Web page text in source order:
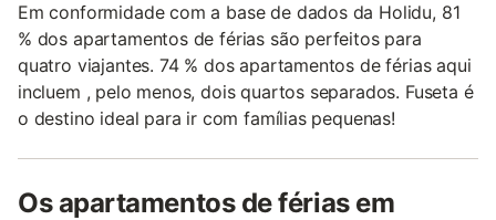
Em conformidade com a base de dados da Holidu, 81
% dos apartamentos de férias são perfeitos para
quatro viajantes. 74 % dos apartamentos de férias aqui
incluem , pelo menos, dois quartos separados. Fuseta é
o destino ideal para ir com famílias pequenas!
Os apartamentos de férias em